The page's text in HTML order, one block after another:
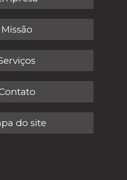
Missão
do site